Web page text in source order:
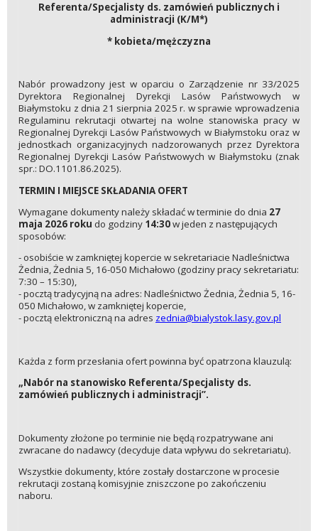
Referenta/Specjalisty ds. zamówień publicznych i
administracji (K/M*)
* kobieta/mężczyzna
Nabór prowadzony jest w oparciu o Zarządzenie nr 33/2025
Dyrektora Regionalnej Dyrekcji Lasów Państwowych w
Białymstoku z dnia 21 sierpnia 2025 r. w sprawie wprowadzenia
Regulaminu rekrutacji otwartej na wolne stanowiska pracy w
Regionalnej Dyrekcji Lasów Państwowych w Białymstoku oraz w
jednostkach organizacyjnych nadzorowanych przez Dyrektora
Regionalnej Dyrekcji Lasów Państwowych w Białymstoku (znak
spr.: DO.1101.86.2025).
TERMIN I MIEJSCE SKŁADANIA OFERT
Wymagane dokumenty należy składać w terminie do dnia 27
maja 2026 roku do godziny 14:30w jeden z następujących
sposobów:
- osobiście w zamkniętej kopercie w sekretariacie Nadleśnictwa
Żednia, Żednia 5, 16-050 Michałowo (godziny pracy sekretariatu:
7:30 – 15:30),
- pocztą tradycyjną na adres: Nadleśnictwo Żednia, Żednia 5, 16-
050 Michałowo, w zamkniętej kopercie,
- pocztą elektroniczną na adres zednia@bialystok.lasy.gov.pl
Każda z form przesłania ofert powinna być opatrzona klauzulą:
„Nabór na stanowisko Referenta/Specjalisty ds.
zamówień publicznych i administracji”.
Dokumenty złożone po terminie nie będą rozpatrywane ani
zwracane do nadawcy (decyduje data wpływu do sekretariatu).
Wszystkie dokumenty, które zostały dostarczone w procesie
rekrutacji zostaną komisyjnie zniszczone po zakończeniu
naboru.